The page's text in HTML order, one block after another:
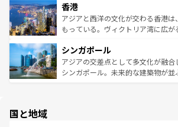
とつ。フォーやバインミー、ベトナ
ひ現地で味わいたい。どの地域を
が旅行者を迎えてくれるので、きっ
参照してほしい。
の活気が交差している。北部ではチ
帯で自然と触れ合い、南部ではプ
いビーチでリゾート気分を楽しむこ
激する。気候は一年中温暖で、どの
が待っている。親しみやすいタイ
た文化、そして多様な観光資源が、
香港
アジアと西洋の文化が交わる香港
もっている。ヴィクトリア湾に広が
み、どこを訪れても感動するはず。
ており、効率よく見どころを回れ
うな絶景から文化的な体験まで、香
シンガポール
アジアの交差点として多文化が融
シンガポール。未来的な建築物が並
国と地域